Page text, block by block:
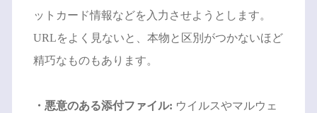
ットカード情報などを入力させようとします。
URLをよく見ないと、本物と区別がつかないほど
精巧なものもあります。
・悪意のある添付ファイル: ウイルスやマルウェ